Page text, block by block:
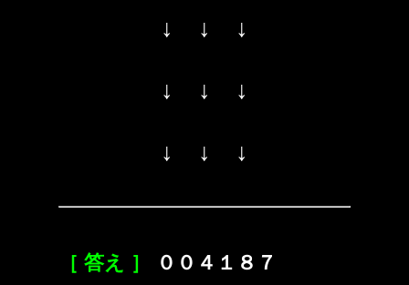
↓ ↓ ↓
↓ ↓ ↓
↓ ↓ ↓
［ 答え ］ ００４１８７